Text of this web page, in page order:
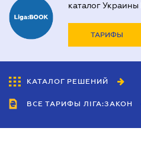
каталог Украины
ТАРИФЫ
КАТАЛОГ РЕШЕНИЙ
ВСЕ ТАРИФЫ ЛІГА:ЗАКОН